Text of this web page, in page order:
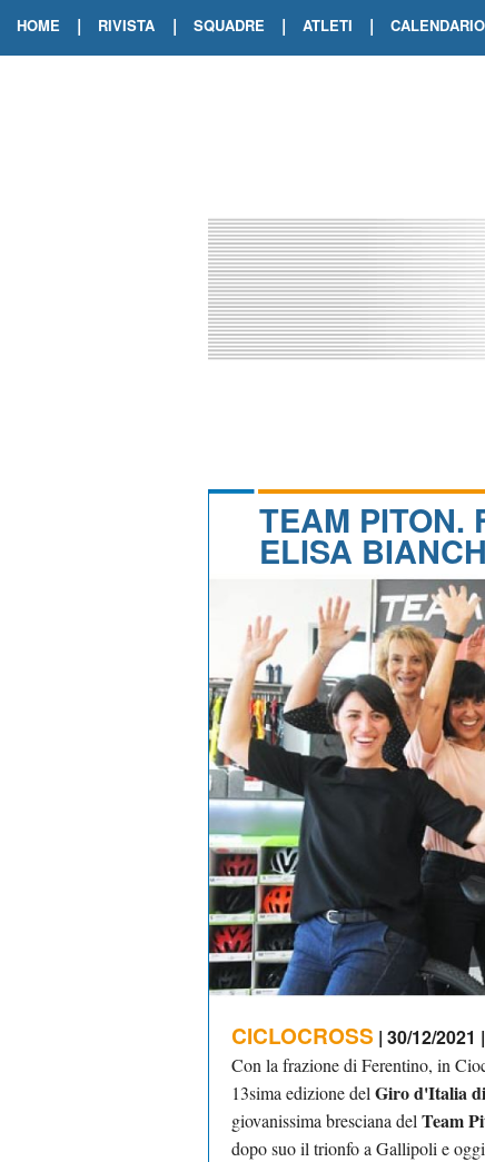
HOME | RIVISTA | SQUADRE | ATLETI | CALENDARIO
TEAM PITON.
ELISA
CICLOCROSS | 30/12/2021
Con la frazione di Ferentino, in
13sima edizione del Giro d'Italia
giovanissima bresciana del Team
dopo suo il trionfo a Gallipoli e